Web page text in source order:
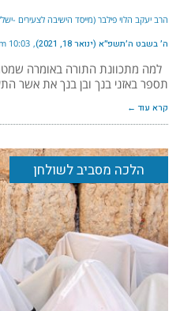
הרב יעקב הלוי פילבר (מייסד הישיבה לצעירים -
ה׳ בשבט ה׳תשפ״א (ינואר 18, 2021) 10:03 am
למה מתכוונת התורה באומרה
תספר באזני בנך ובן בנך את אשר
קרא עוד ←
הלכה מסביב לשולחן